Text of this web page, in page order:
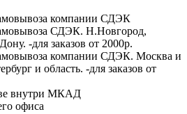
компании СДЭК
СДЭК. Н.Новгород,
-для заказов от 2000р.
компании СДЭК. Москва и
и область. -для заказов от
внутри МКАД
офиса